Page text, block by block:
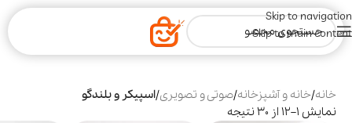
Skip to navigation
Skip to main content
خانه/خانه و آشپزخانه/صوتی و تصویری/اسپیکر و بلندگو
نمایش 1–12 از 30 نتیجه